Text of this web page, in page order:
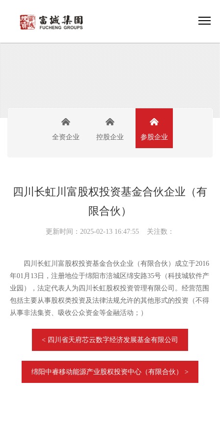
全资企业 控股企业 参股企业
四川长虹川富股权投资基金合伙企业（有
限合伙）
更新时间：2025-02-13 16:47:55 关注数：
四川长虹川富股权投资基金合伙企业（有限合伙）成立于2016
年01月13日，注册地位于绵阳市涪城区绵安路35号（科技城软件产
业园），法定代表人为四川长虹股权投资管理有限公司。经营范围
包括主要从事股权类投资及法律法规允许的其他形式的投资（不得
从事非法集资、吸收公众资金等金融活动；）
< 四川省天府芯云数字经济发展基金有限公司
绵阳中睿移动能源产业股权投资中心（有限合伙） >